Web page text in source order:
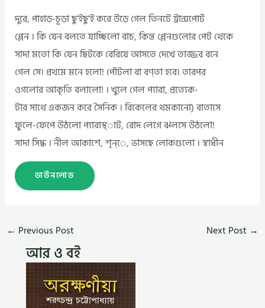
দুরে, পাহাড়-চূড়া ছু’ইছু’ই করে উড়ে গেল তিনটে ট্রান্সপোর্ট
প্লেন । কি যেন বলতে যাচ্ছিলো বাচ, কিন্ত প্লেনগুলোর পেট থেকে
সাদা মতো কি যেন ছিটকে বেরিয়ে আসতে দেখে তাজ্জব বনে
গেল সে। প্রথমে মনে হলো! পৌটলা বা বণ্তা হবে। তারপর
ওগলোর আকৃতি বলালো! । খুলে গেল প্যারা, প্রত্যেক-
টার সাথে একজন করে সৈনিক । বিকেলের থমকানো) বাতাসে
ফুলে-ফেপে উঠলো প্যারাস্থ্াট, রোদ লেগে ঝলসে উঠলো!
সাদা সিদ্ধ । নীল আকাশে, শৃন্ে, ভাসছে লোকগুলো । স্বাধীন
ডাউনলোড
← Previous Post Next Post →
আর ও বই